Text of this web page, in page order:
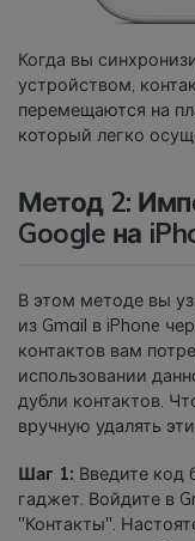
Когда вы
устройством,
перемещаются на
который легко
Метод 2:
Google на
В этом методе вы
из Gmail в iPhone
контактов вам
использовании
дубли контактов.
вручную удалять
Шаг 1: Введите код
гаджет. Войдите в
"Контакты".